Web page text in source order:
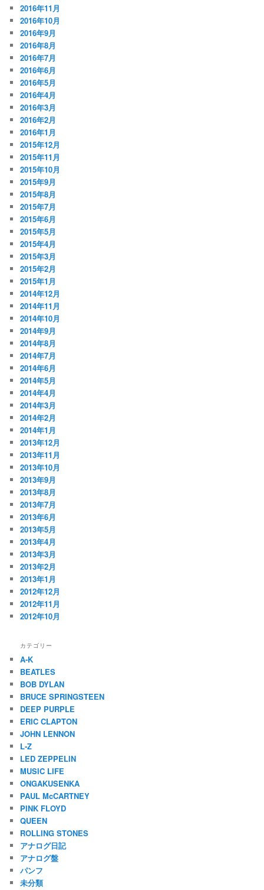
2016年11月
2016年10月
2016年9月
2016年8月
2016年7月
2016年6月
2016年5月
2016年4月
2016年3月
2016年2月
2016年1月
2015年12月
2015年11月
2015年10月
2015年9月
2015年8月
2015年7月
2015年6月
2015年5月
2015年4月
2015年3月
2015年2月
2015年1月
2014年12月
2014年11月
2014年10月
2014年9月
2014年8月
2014年7月
2014年6月
2014年5月
2014年4月
2014年3月
2014年2月
2014年1月
2013年12月
2013年11月
2013年10月
2013年9月
2013年8月
2013年7月
2013年6月
2013年5月
2013年4月
2013年3月
2013年2月
2013年1月
2012年12月
2012年11月
2012年10月
カテゴリー
A-K
BEATLES
BOB DYLAN
BRUCE SPRINGSTEEN
DEEP PURPLE
ERIC CLAPTON
JOHN LENNON
L-Z
LED ZEPPELIN
MUSIC LIFE
ONGAKUSENKA
PAUL McCARTNEY
PINK FLOYD
QUEEN
ROLLING STONES
アナログ日記
アナログ盤
パンフ
未分類